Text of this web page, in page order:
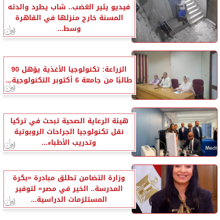
فيديو يثير الغضب.. شاب يطرد والدته
المسنة خارج منزلها في القاهرة
وسط...
الزراعة: تكنولوجيا الأغذية يؤهل 90
طالبًا من جامعة 6 أكتوبر التكنولوجية...
هيئة الرعاية الصحية تبحث في تركيا
نقل تكنولوجيا الجراحات الروبوتية
وتدريب الأطباء...
وزارة التضامن تطلق مبادرة «بكرة
المدرسة.. الخير في مصر» لتوفير
المستلزمات الدراسية...